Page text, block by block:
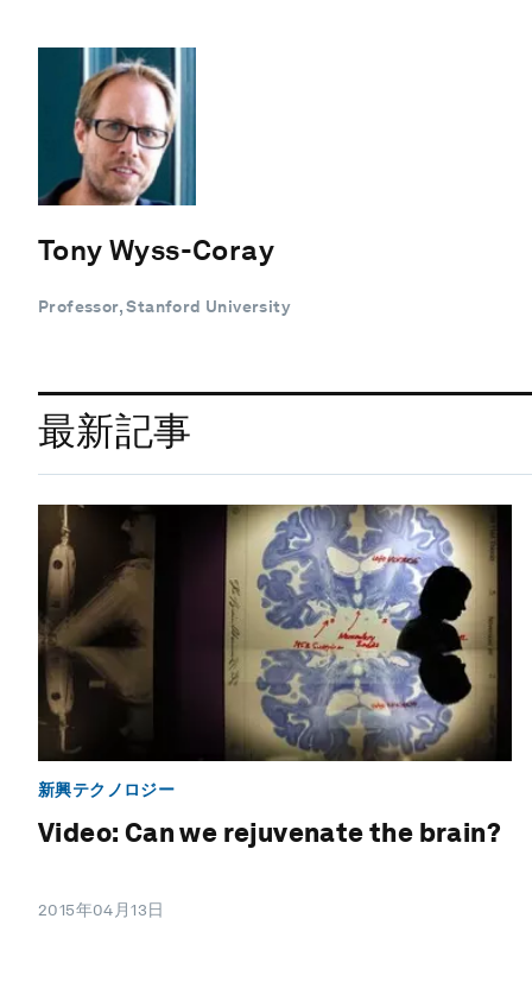
Tony Wyss-Coray
Professor, Stanford University
最新記事
新興テクノロジー
Video: Can we rejuvenate the brain?
2015年04月13日